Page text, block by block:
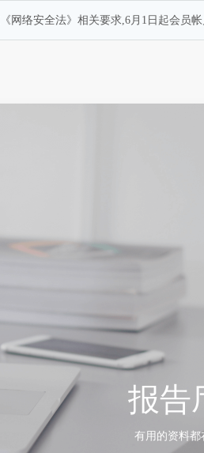
网络安全法》相关要求,6月1日起会员
报告
有用的资料都